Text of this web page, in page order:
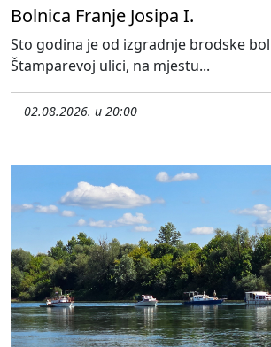
Bolnica Franje Josipa I.
Sto godina je od izgradnje brodske
Štamparevoj ulici, na mjestu...
02.08.2026. u 20:00